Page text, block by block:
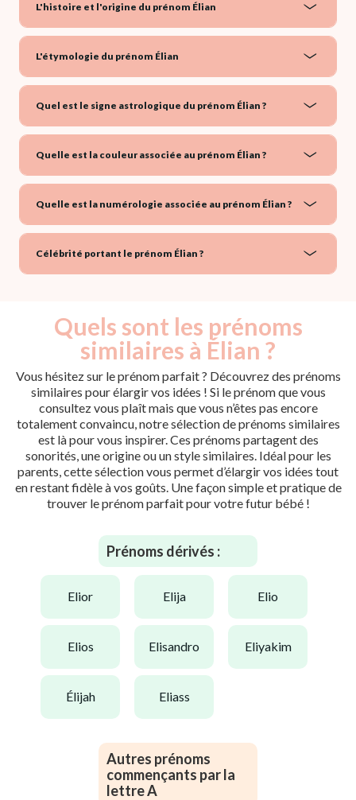
L'histoire et l'origine du prénom Élian
L'étymologie du prénom Élian
Quel est le signe astrologique du prénom Élian ?
Quelle est la couleur associée au prénom Élian ?
Quelle est la numérologie associée au prénom Élian ?
Célébrité portant le prénom Élian ?
Quels sont les prénoms
similaires à Élian ?
Vous hésitez sur le prénom parfait ? Découvrez des prénoms
similaires pour élargir vos idées ! Si le prénom que vous
consultez vous plaît mais que vous n’êtes pas encore
totalement convaincu, notre sélection de prénoms similaires
est là pour vous inspirer. Ces prénoms partagent des
sonorités, une origine ou un style similaires. Idéal pour les
parents, cette sélection vous permet d’élargir vos idées tout
en restant fidèle à vos goûts. Une façon simple et pratique de
trouver le prénom parfait pour votre futur bébé !
Prénoms dérivés :
elior elija elio
elios elisandro eliyakim
élijah eliass
Autres prénoms
commençants par la
lettre A